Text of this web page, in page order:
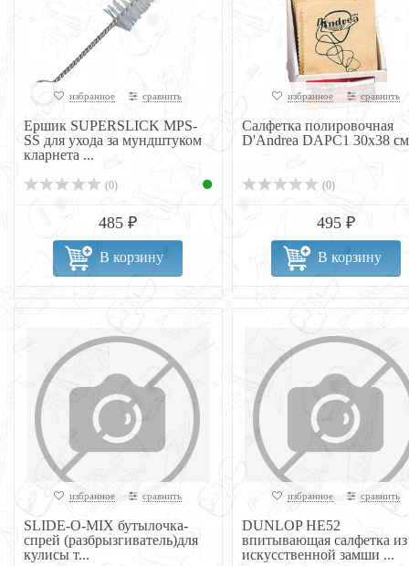
избранное сравнить
Ершик SUPERSLICK MPS-
SS для ухода за мундштуком
кларнета ...
(0)
485 ₽
В корзину
избранное сравнить
Салфетка полировочная
D'Andrea DAPC1 30х38 см
(0)
495 ₽
В корзину
избранное сравнить
SLIDE-O-MIX бутылочка-
спрей (разбрызгиватель)для
кулисы т...
избранное сравнить
DUNLOP НЕ52
впитывающая салфетка из
искусственной замши ...